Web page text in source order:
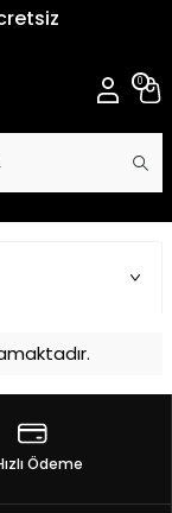
0
Ödeme